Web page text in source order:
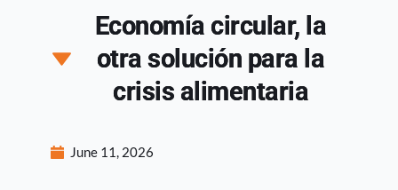
Economía circular, la
otra solución para la
crisis alimentaria
June 11, 2026